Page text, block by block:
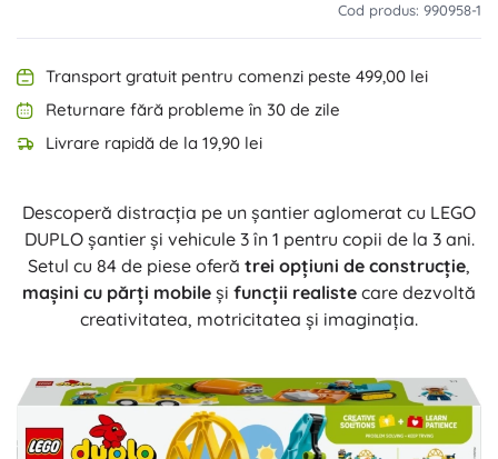
Cod produs: 990958-1
Transport gratuit pentru comenzi peste 499,00 lei
Returnare fără probleme în 30 de zile
Livrare rapidă de la 19,90 lei
Descoperă distracția pe un șantier aglomerat cu LEGO
DUPLO șantier și vehicule 3 în 1 pentru copii de la 3 ani.
Setul cu 84 de piese oferă trei opțiuni de construcție,
mașini cu părți mobile și funcții realiste care dezvoltă
creativitatea, motricitatea și imaginația.